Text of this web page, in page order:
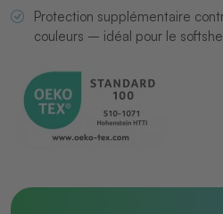
Protection supplémentaire
couleurs – idéal pour le softshell